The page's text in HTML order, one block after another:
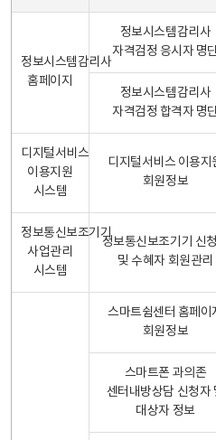
정보시스템감리사
홈페이지
정보시스템감리사
자격검정 응시자 명
정보시스템감리사
자격검정 합격자 명
디지털서비스
이용지원
시스템
디지털서비스 이용지
회원정보
정보통신보조기기
사업관리
시스템
정보통신보조기기 신
및 수혜자 회원관리
스마트쉼센터 홈페이
회원정보
스마트폰 과의존
센터내방상담 신청자
대상자 정보